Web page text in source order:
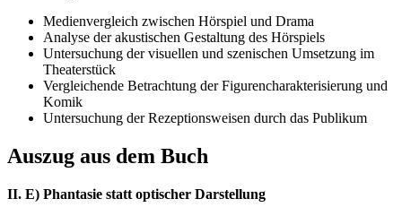
Medienvergleich zwischen Hörspiel und Drama
Analyse der akustischen Gestaltung des Hörspiels
Untersuchung der visuellen und szenischen Umsetzung im
Theaterstück
Vergleichende Betrachtung der Figurencharakterisierung und
Komik
Untersuchung der Rezeptionsweisen durch das Publikum
Auszug aus dem Buch
II. E) Phantasie statt optischer Darstellung